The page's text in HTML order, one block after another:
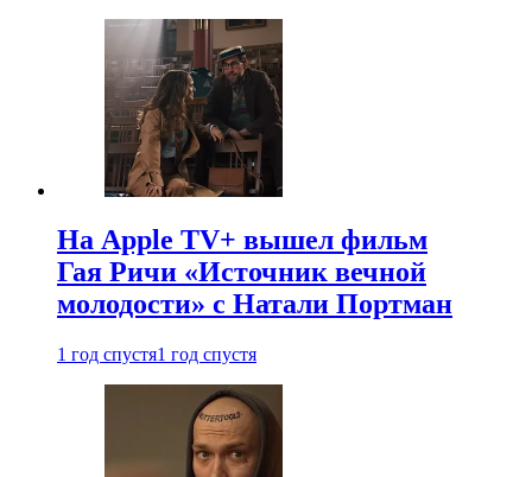
На Apple TV+ вышел фильм
Гая Ричи «Источник вечной
молодости» с Натали Портман
1 год спустя1 год спустя